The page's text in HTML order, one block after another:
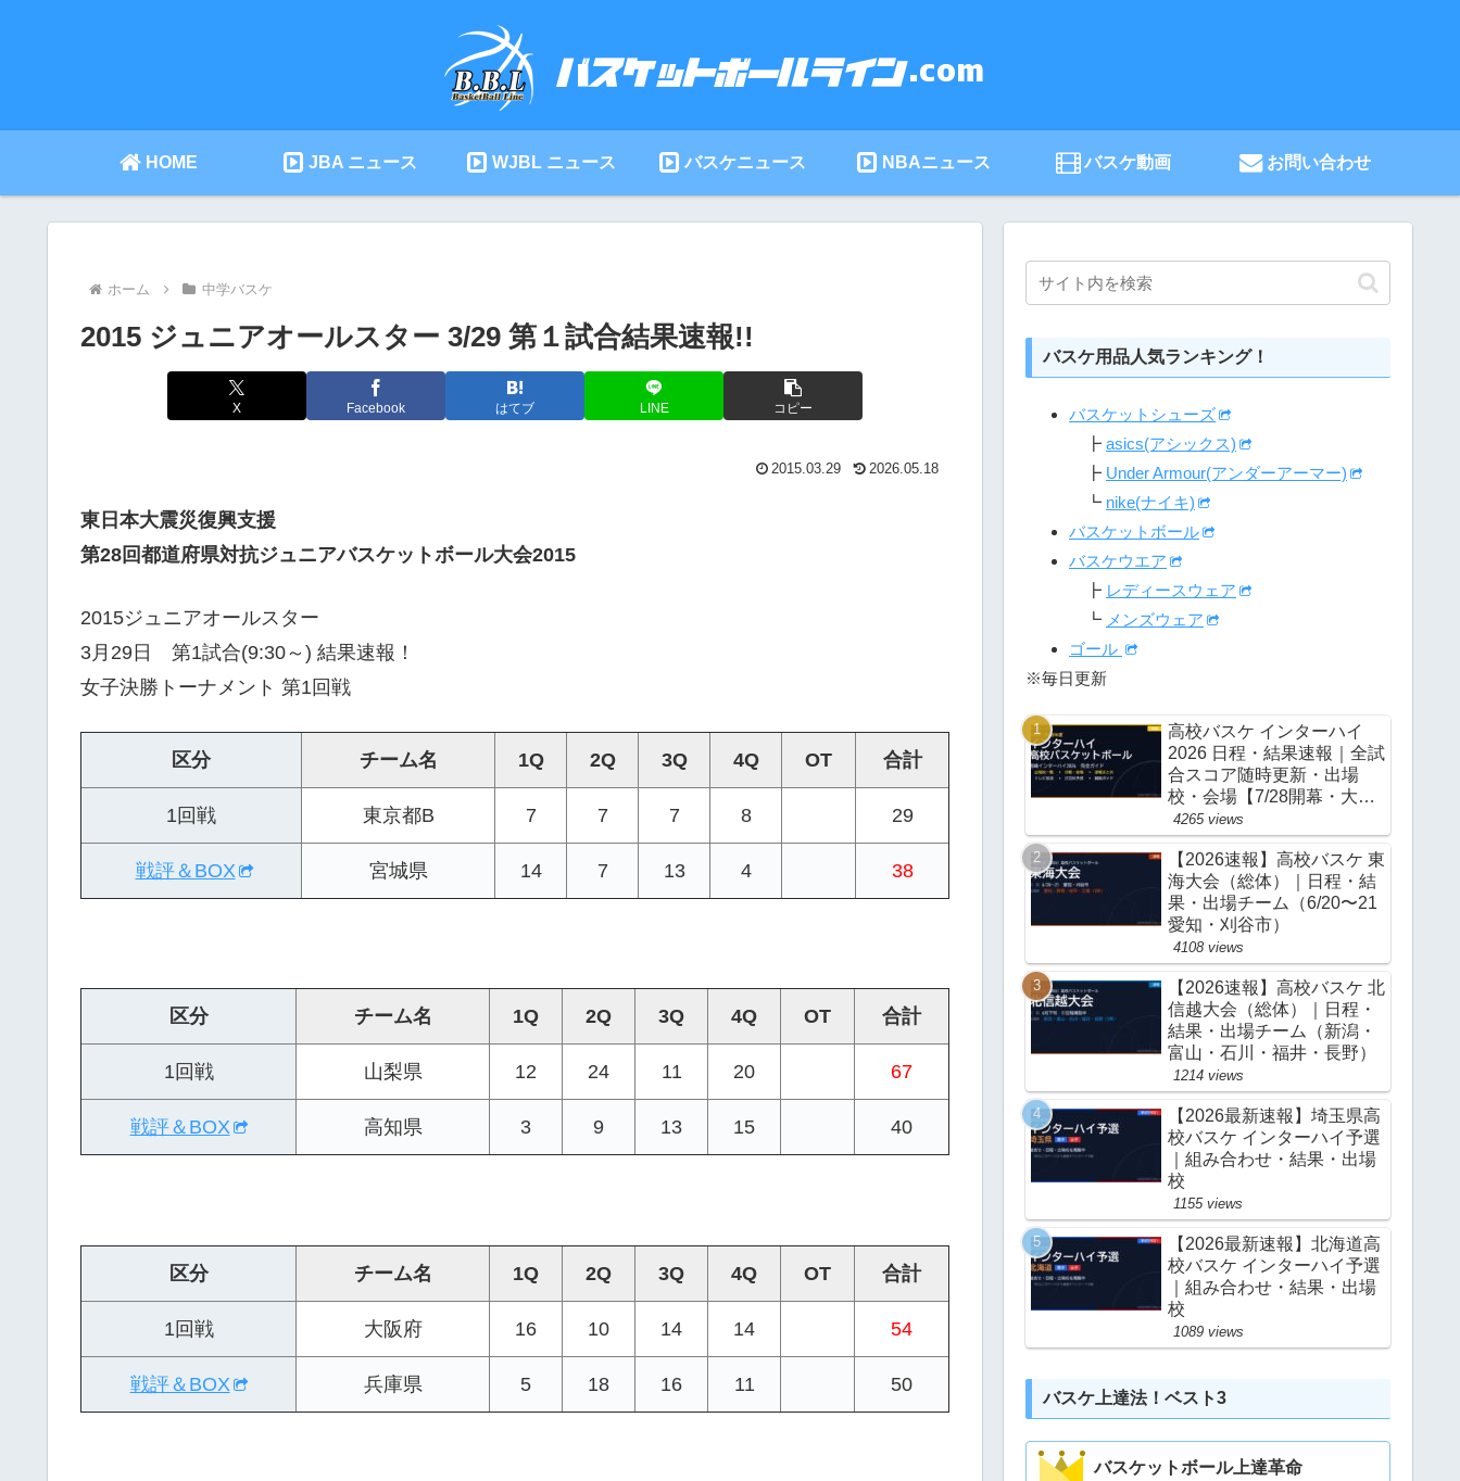
HOME JBA ニュース WJBL ニュース バスケニュース NBAニュース バスケ動画 お問い合わせ
ホーム 中学バスケ
2015 ジュニアオールスター 3/29 第１試合結果速報!!
X Facebook はてブ LINE コピー
2015.03.29 2026.05.18
東日本大震災復興支援
第28回都道府県対抗ジュニアバスケットボール大会2015
2015ジュニアオールスター
3月29日 第1試合(9:30～) 結果速報！
女子決勝トーナメント 第1回戦
区分 チーム名 1Q 2Q 3Q 4Q OT 合計
1回戦 東京都B 7 7 7 8 29
戦評＆BOX 宮城県 14 7 13 4 38
区分 チーム名 1Q 2Q 3Q 4Q OT 合計
1回戦 山梨県 12 24 11 20 67
戦評＆BOX 高知県 3 9 13 15 40
区分 チーム名 1Q 2Q 3Q 4Q OT 合計
1回戦 大阪府 16 10 14 14 54
戦評＆BOX 兵庫県 5 18 16 11 50
バスケ用品人気ランキング！
バスケットシューズ
┣ asics(アシックス)
┣ Under Armour(アンダーアーマー)
┗ nike(ナイキ)
バスケットボール
バスケウエア
┣ レディースウェア
┗ メンズウェア
ゴール
※毎日更新
高校バスケ インターハイ
2026 日程・結果速報｜全試
合スコア随時更新・出場
校・会場【7/28開幕・大
阪】
4265 views
【2026速報】高校バスケ 東
海大会（総体）｜日程・結
果・出場チーム（6/20〜21
愛知・刈谷市）
4108 views
【2026速報】高校バスケ 北
信越大会（総体）｜日程・
結果・出場チーム（新潟・
富山・石川・福井・長野）
1214 views
【2026最新速報】埼玉県高
校バスケ インターハイ予選
｜組み合わせ・結果・出場
校
1155 views
【2026最新速報】北海道高
校バスケ インターハイ予選
｜組み合わせ・結果・出場
校
1089 views
バスケ上達法！ベスト3
バスケットボール上達革命